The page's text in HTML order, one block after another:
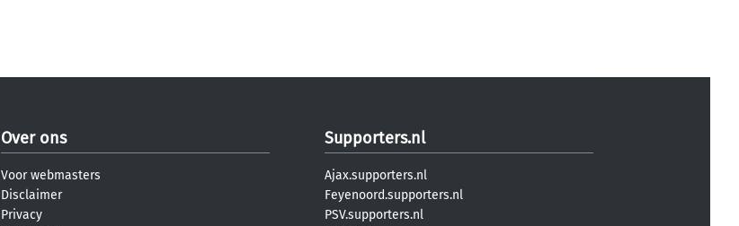
Over ons
Voor webmasters
Disclaimer
Privacy
Supporters.nl
Ajax.supporters.nl
Feyenoord.supporters.nl
PSV.supporters.nl